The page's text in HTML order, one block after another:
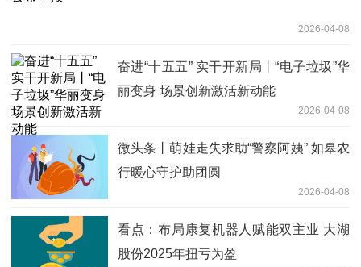
2026-04-08
奋进“十五五” 实干开新局丨“电子垃圾”华
丽变身 场景创新激活新动能
2026-04-08
微头条丨萌娃走失求助“警察阿姨” 如皋农
行暖心守护助团圆
2026-04-08
看点：布局康复机器人赋能双主业 大湖
股份2025年扭亏为盈